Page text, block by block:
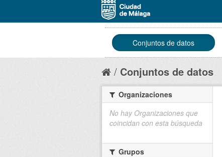
Conjuntos de datos
Conjuntos de datos
Organizaciones
No hay Organizaciones que
coincidan con esta búsqueda
Grupos